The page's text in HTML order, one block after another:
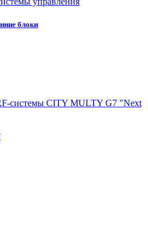
блоки
системы CITY MULTY G7 "Next